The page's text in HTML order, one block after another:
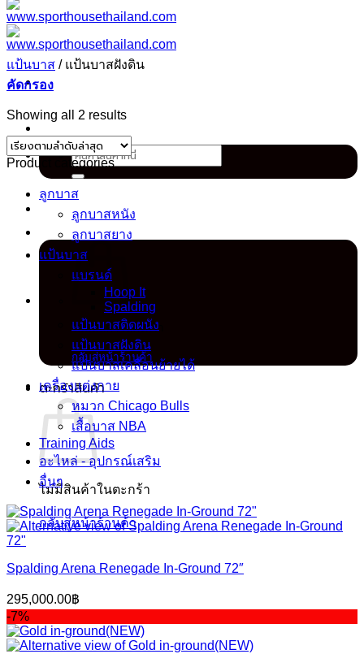
ค้นหา:
ไม่มีสินค้าในตะกร้า
กลับสู่หน้าร้านค้า
ตะกร้าสินค้า
ไม่มีสินค้าในตะกร้า
กลับสู่หน้าร้านค้า
แป้นบาส /แป้นบาสฝังดิน
คัดกรอง
Showing all 2 resultsSorted
latest
Product categories
ลูกบาส
ลูกบาสหนัง
ลูกบาสยาง
แป้นบาส
แบรนด์
Hoop It
Spalding
แป้นบาสติดผนัง
แป้นบาสฝังดิน
แป้นบาสเคลื่อนย้ายได้
เครื่องแต่งกาย
หมวก Chicago Bulls
เสื้อบาส NBA
Training Aids
อะไหล่ - อุปกรณ์เสริม
อื่นๆ
Spalding Arena Renegade In-Ground 72″
295,000.00฿
-7%